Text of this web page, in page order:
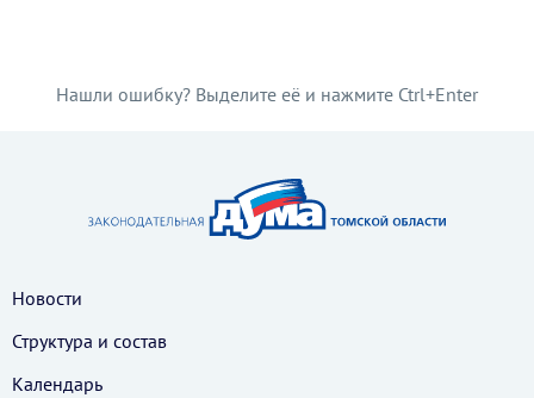
Нашли ошибку? Выделите её и нажмите Ctrl+Enter
Новости
Структура и состав
Календарь